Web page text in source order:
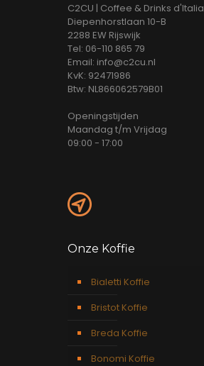
C2CU | Coffee & Drinks d'Italia
Diepenhorstlaan 10-B
2288 EW Rijswijk
Tel: 06-110 865 79
Email: info@c2cu.nl
KvK: 92471986
Btw: NL866062579B01
Openingstijden
Maandag t/m Vrijdag
09:00 - 17:00
Onze Koffie
Bialetti Koffie
Bristot Koffie
Breda Koffie
Bonomi Koffie